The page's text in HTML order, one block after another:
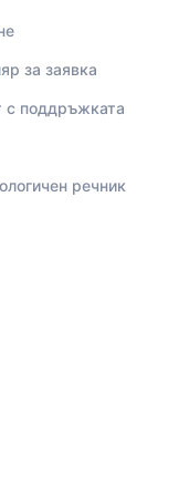
за заявка
с поддръжката
речник